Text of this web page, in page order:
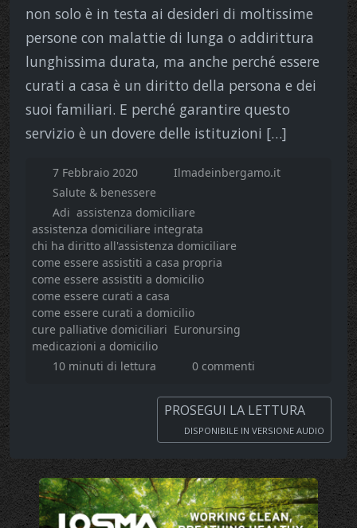
non solo è in testa ai desideri di moltissime
persone con malattie di lunga o addirittura
lunghissima durata, ma anche perché essere
curati a casa è un diritto della persona e dei
suoi familiari. E perché garantire questo
servizio è un dovere delle istituzioni […]
7 Febbraio 2020
Ilmadeinbergamo.it
Salute & benessere
Adi assistenza domiciliare
assistenza domiciliare integrata
chi ha diritto all'assistenza domiciliare
come essere assistiti a casa propria
come essere assistiti a domicilio
come essere curati a casa
come essere curati a domicilio
cure palliative domiciliari Euronursing
medicazioni a domicilio
10 minuti di lettura
0 commenti
PROSEGUI LA LETTURA
DISPONIBILE IN VERSIONE AUDIO